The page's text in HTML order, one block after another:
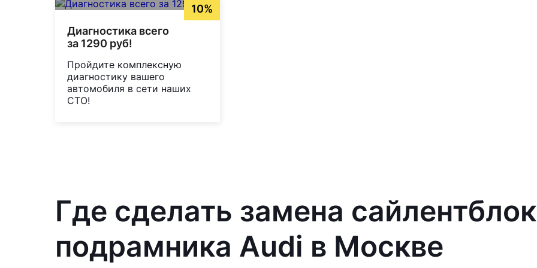
10%
Диагностика всего
за 1290 руб!
Пройдите комплексную
диагностику вашего
автомобиля в сети наших
СТО!
Где сделать замена
подрамника Audi в Москве